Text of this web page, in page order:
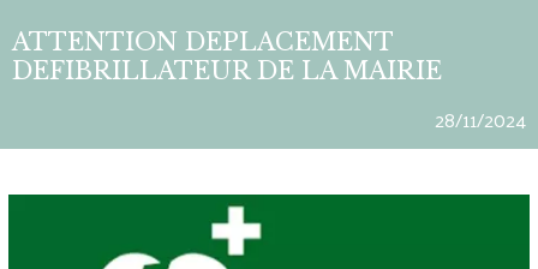
ATTENTION DEPLACEMENT
DEFIBRILLATEUR DE LA MAIRIE
28/11/2024